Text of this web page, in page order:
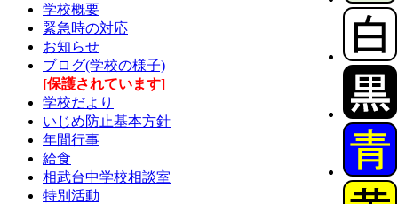
学校概要
緊急時の対応
お知らせ
ブログ(学校の様子)
[保護されています]
学校だより
いじめ防止基本方針
年間行事
給食
相武台中学校相談室
特別活動